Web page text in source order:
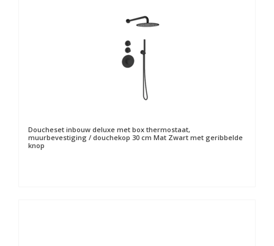
Doucheset inbouw deluxe met box thermostaat,
muurbevestiging / douchekop 30 cm Mat Zwart met geribbelde
knop